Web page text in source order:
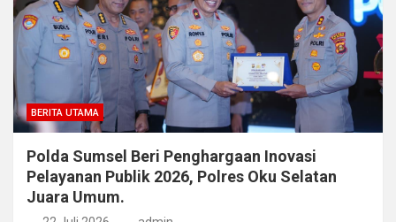
BERITA UTAMA
Polda Sumsel Beri Penghargaan Inovasi
Pelayanan Publik 2026, Polres Oku Selatan
Juara Umum.